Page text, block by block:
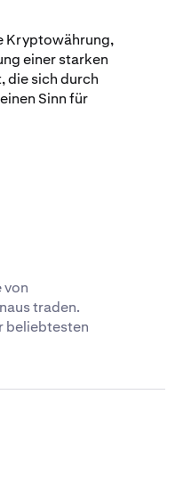
Kryptowährung,
einer starken
die sich durch
Sinn für
von
traden.
beliebtesten